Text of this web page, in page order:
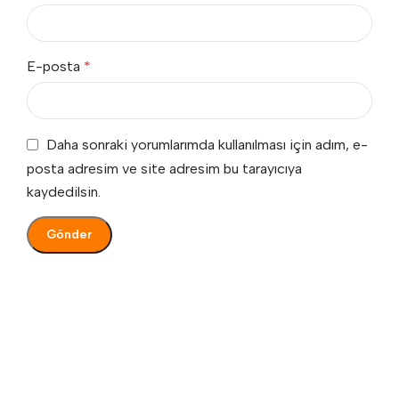
E-posta *
Daha sonraki yorumlarımda kullanılması için adım, e-
posta adresim ve site adresim bu tarayıcıya
kaydedilsin.